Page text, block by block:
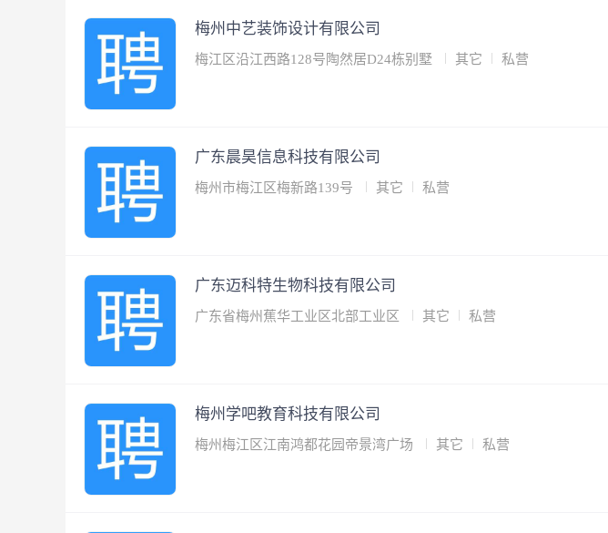
梅州中艺装饰设计有限公司
梅江区沿江西路128号陶然居D24栋别墅 其它 私营
广东晨昊信息科技有限公司
梅州市梅江区梅新路139号 其它 私营
广东迈科特生物科技有限公司
广东省梅州蕉华工业区北部工业区 其它 私营
梅州学吧教育科技有限公司
梅州梅江区江南鸿都花园帝景湾广场 其它 私营